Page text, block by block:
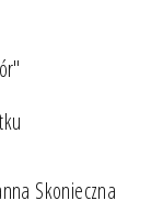
Skonieczna